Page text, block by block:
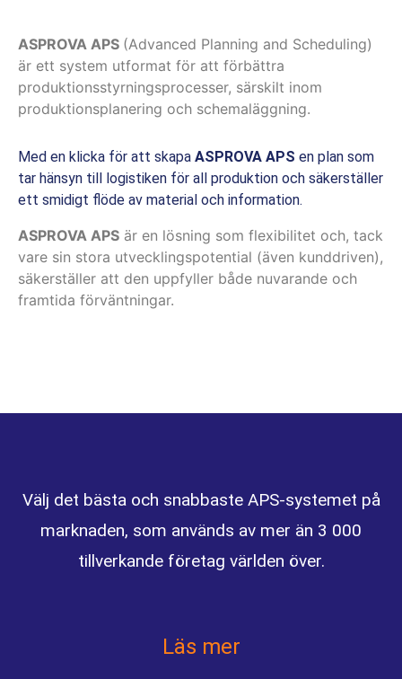
ASPROVA APS (Advanced Planning and Scheduling)
är ett system utformat för att förbättra
produktionsstyrningsprocesser, särskilt inom
produktionsplanering och schemaläggning.
Med en klicka för att skapa ASPROVA APS en plan som
tar hänsyn till logistiken för all produktion och säkerställer
ett smidigt flöde av material och information.
ASPROVA APS är en lösning som flexibilitet och, tack
vare sin stora utvecklingspotential (även kunddriven),
säkerställer att den uppfyller både nuvarande och
framtida förväntningar.
Välj det bästa och snabbaste APS-systemet på
marknaden, som används av mer än 3 000
tillverkande företag världen över.
Läs mer